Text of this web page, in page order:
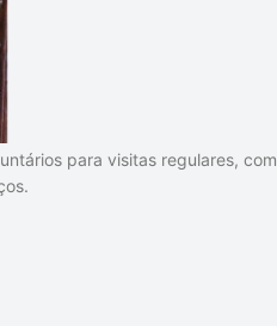
para visitas regulares, com